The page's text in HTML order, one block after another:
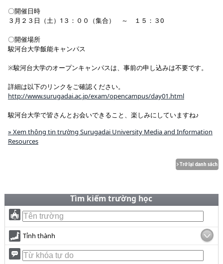
〇開催日時
３月２３日（土）1３：００（集合） ～ １５：３0
〇開催場所
駿河台大学飯能キャンパス
※駿河台大学のオープンキャンパスは、事前の申し込みは不要です。
詳細は以下のリンクをご確認ください。
http://www.surugadai.ac.jp/exam/opencampus/day01.html
駿河台大学で皆さんとお会いできること、楽しみにしていますね♪
» Xem thông tin trường Surugadai University Media and Information
Resources
Tìm kiếm trường học
Tỉnh thành